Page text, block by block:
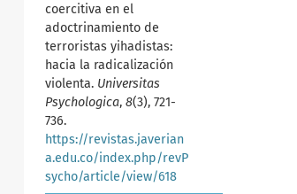
coercitiva en el
adoctrinamiento de
terroristas yihadistas:
hacia la radicalización
violenta. Universitas
Psychologica, 8(3), 721-
736.
https://revistas.javerian
a.edu.co/index.php/revP
sycho/article/view/618